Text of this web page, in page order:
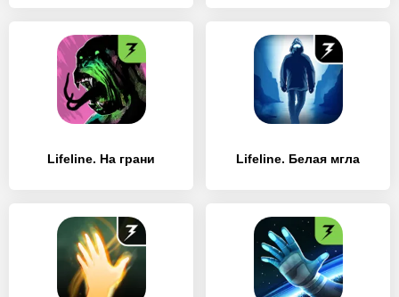
Lifeline. На грани Lifeline. Белая мгла